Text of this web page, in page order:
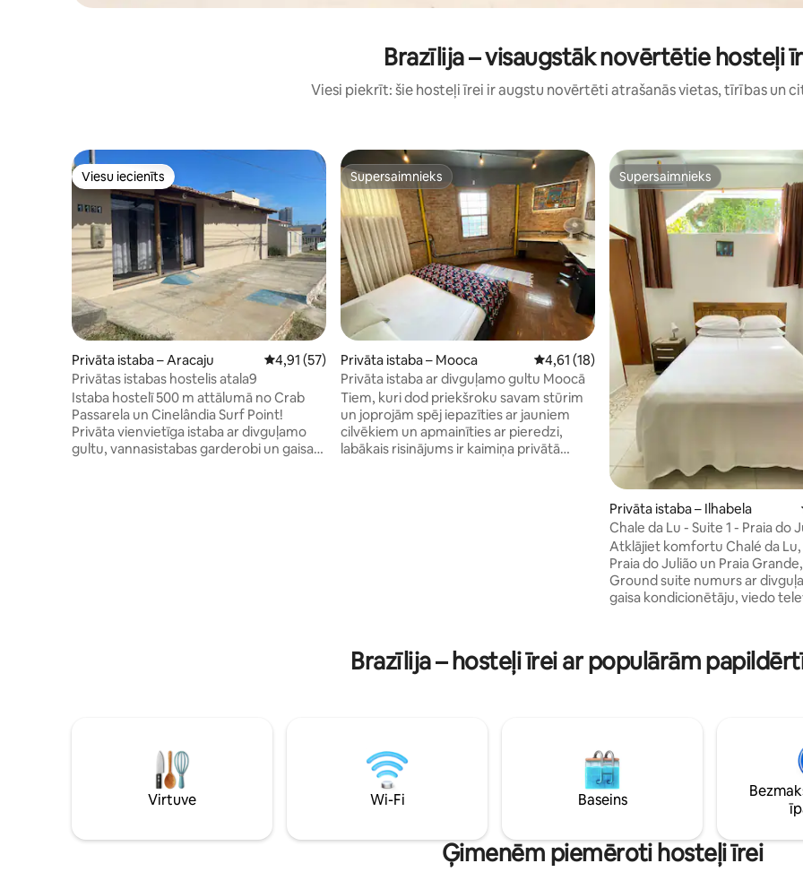
Brazīlija – visaugstāk novērtētie hosteļi
Viesi piekrīt: šie hosteļi īrei ir augstu novērtēti atrašanās vietas, tīrības un
Viesu iecienīts
Viesu iecienīts
Privāta istaba – Aracaju Vidējais vērtējums: 4,91 no 5, atsauksmju skaits: 57
4,91 (57)
Privātas istabas hostelis atala9
Istaba hostelī 500 m attālumā no Crab
Passarela un Cinelândia Surf Point!
Privāta vienvietīga istaba ar divguļamo
gultu, vannasistabas garderobi un gaisa
Supersaimnieks
Supersaimnieks
Privāta istaba – Mooca Vidējais vērtējums: 4,61 no 5, atsauksmju
4,61 (18)
Privāta istaba ar divguļamo gultu Moocā
Tiem, kuri dod priekšroku savam stūrim
un joprojām spēj iepazīties ar jauniem
cilvēkiem un apmainīties ar pieredzi,
labākais risinājums ir kaimiņa privātā
Supersaimnieks
Supersaimnieks
Privāta istaba – Ilhabela
Chale da Lu - Suite 1 - Praia do
Atklājiet komfortu Chalé da
Praia do Julião un Praia
Ground suite numurs ar
gaisa kondicionētāju, viedo
un piederumiem), gultas un
Wi-Fi, pilnībā aprīkotu
tirgiem, restorāniem un
Brazīlija – hosteļi īrei ar populārām
Virtuve Wi-Fi Baseins
Ģimenēm piemēroti hosteļi īrei